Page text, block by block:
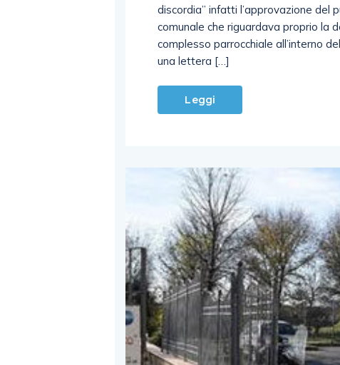
discordia” infatti l’approvazione del
comunale che riguardava proprio la
complesso parrocchiale all’interno
una lettera […]
Leggi